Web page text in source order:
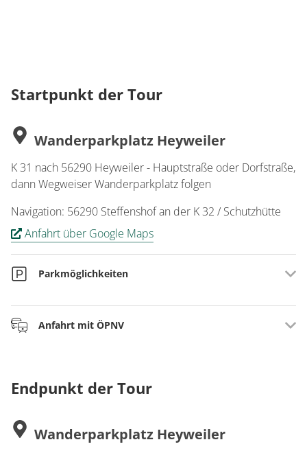
Startpunkt der Tour
Wanderparkplatz Heyweiler
K 31 nach 56290 Heyweiler - Hauptstraße oder Dorfstraße,
dann Wegweiser Wanderparkplatz folgen
Navigation: 56290 Steffenshof an der K 32 / Schutzhütte
Anfahrt über Google Maps
Parkmöglichkeiten
Wanderparkplatz in 56290 Heyweiler Haupt- oder
DorfstraßeAnfahrt mit ÖPNV
Buslinien 615 + 638 (Umstieg in Emmelshausen, Bahnhof
Bussteig B, Montag-Freitag, 2x am Tag)
mehrmals täglich)
Buslinie 636 (Montag-Freitag, 2x am Tag)
Endpunkt der Tour
Wanderparkplatz Heyweiler